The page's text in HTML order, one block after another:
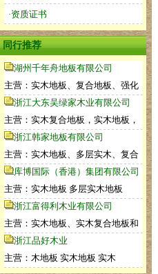
·资质证书
同行推荐
湖州千年舟地板有限公司
主营：实木地板、复合地板、强化
浙江大东吴绿家木业有限公司
主营：实木复合地板，实木地板，
浙江韩家地板有限公司
主营：实木地板、多层实木、复合
库博国际（香港）集团有限公司
主营：实木地板 多层实木地板
浙江富得利木业有限公司
主营：实木地板、实木复合地板和
浙江品好木业
主营：木地板 实木地板 实木